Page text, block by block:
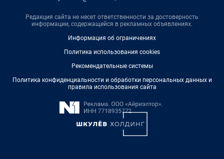
Редакция сайта не несет ответственности за достоверность
информации, содержащейся в рекламных объявлениях.
Информация об ограничениях
Политика использования cookies
Рекомендательные системы
Политика конфиденциальности и обработки персональных данных и
правила использования сайта